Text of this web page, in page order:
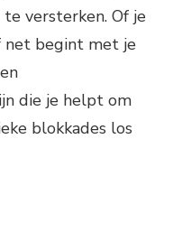
versterken. Of je
net begint met je
die je helpt om
blokkades los